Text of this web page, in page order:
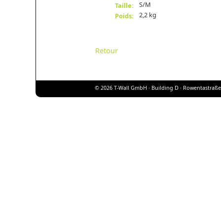
Taille:
S/M
Poids:
2,2 kg
Retour
© 2026 T-Wall GmbH · Building D ·